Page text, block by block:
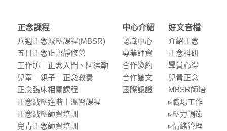
正念課程
八週正念減壓課程(MBSR)
五⽇正念⽌語靜修營
⼯作坊｜正念入門、阿德勒
兒童｜親⼦｜正念教養
正念臨床相關課程
正念減壓進階｜溫習課程
正念減壓師資培訓
兒青正念師資培訓
中心介紹
認識中⼼
專業師資
合作邀約
合作論⽂
國際認證
好文音檔
介紹正念
正念科研
學員⼼得
兒青正念
MBSR師培
▹職場⼯作
▹壓⼒調節
▹情緒管理